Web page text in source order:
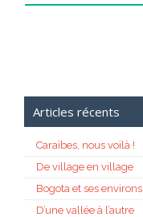
Articles récents
Caraïbes, nous voilà !
De village en village
Bogota et ses environs
D’une vallée à l’autre